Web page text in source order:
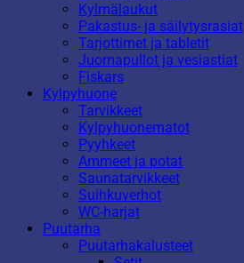
Kylmälaukut
Pakastus- ja säilytysrasiat
Tarjottimet ja tabletit
Juomapullot ja vesiastiat
Fiskars
Kylpyhuone
Tarvikkeet
Kylpyhuonematot
Pyyhkeet
Ammeet ja potat
Saunatarvikkeet
Suihkuverhot
WC-harjat
Puutarha
Puutarhakalusteet